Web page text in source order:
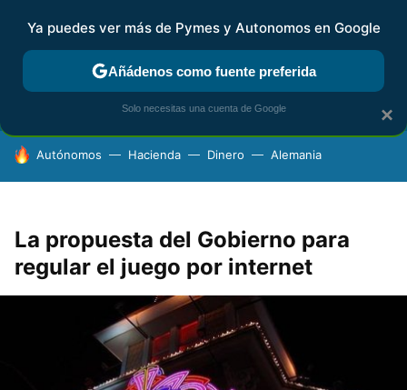
FISCALIDAD Y CONTABILIDAD KIT DIGITAL RENTA
HOY SE HABLA DE
Autónomos Hacienda Dinero Alemania
La propuesta del Gobierno para
regular el juego por internet
×
Ya puedes ver más de Pymes y Autonomos en Google
Añádenos como fuente preferida
Solo necesitas una cuenta de Google